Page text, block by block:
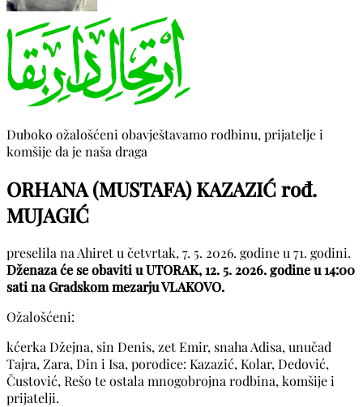
Duboko ožalošćeni obavještavamo rodbinu, prijatelje i
komšije da je naša draga
ORHANA (MUSTAFA) KAZAZIĆ rođ.
MUJAGIĆ
preselila na Ahiret u četvrtak, 7. 5. 2026. godine u 71. godini.
Dženaza će se obaviti u UTORAK, 12. 5. 2026. godine u 14:00
sati na Gradskom mezarju VLAKOVO.
Ožalošćeni:
kćerka Džejna, sin Denis, zet Emir, snaha Adisa, unučad
Tajra, Zara, Din i Isa, porodice: Kazazić, Kolar, Dedović,
Čustović, Rešo te ostala mnogobrojna rodbina, komšije i
prijatelji.